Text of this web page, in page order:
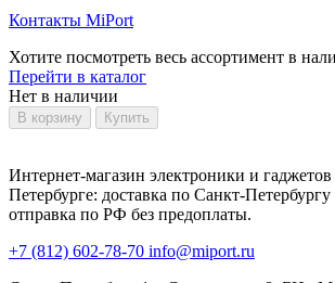
Контакты MiPort
Хотите посмотреть весь ассортимент в
Перейти в каталог
Нет в наличии
В корзину Купить
Интернет-магазин электроники и
Петербурге: доставка по Санкт-
отправка по РФ без предоплаты.
+7 (812) 602-78-70 info@miport.ru